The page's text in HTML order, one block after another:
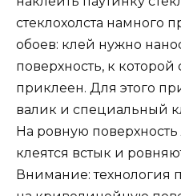
стеклохолста намного
обоев: клей нужно
поверхность, к которой
приклеен. Для этого
валик и специальный
На ровную
клеятся встык и
Внимание: технология